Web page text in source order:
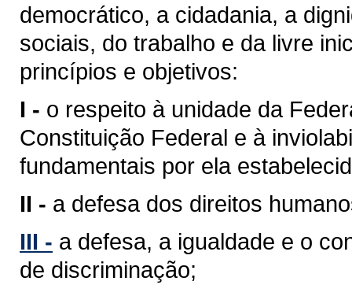
democrático, a cidadania, a
sociais, do trabalho e da livre
princípios e objetivos:
I - o respeito à unidade da
Constituição Federal e à
fundamentais por ela
II - a defesa dos direitos
III - a defesa, a igualdade e o
de discriminação;